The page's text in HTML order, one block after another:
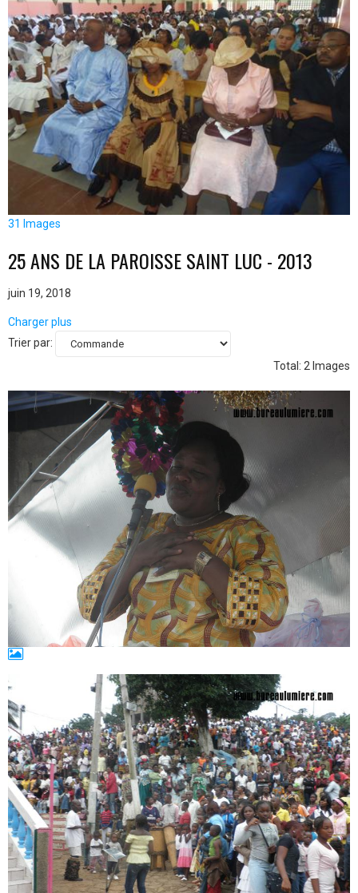
31 Images
25 ANS DE LA PAROISSE SAINT LUC - 2013
juin 19, 2018
Charger plus
Trier par:
Total: 2 Images